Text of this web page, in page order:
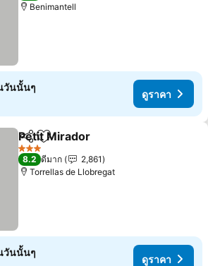
Benimantell
วันนั้นๆ
ดูราคา
แชร์ เพิ่มในรายการโปรด
Petit Mirador
3 ดาว
8.2 ดีมาก
2,861
Torrellas de Llobregat
วันนั้นๆ
ดูราคา